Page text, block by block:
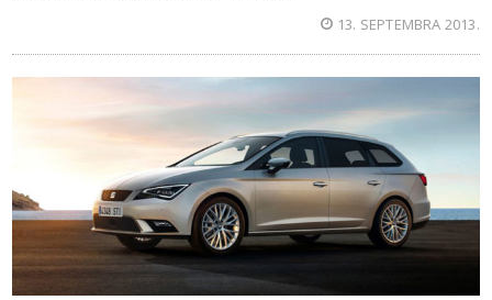
13. SEPTEMBRA 2013.